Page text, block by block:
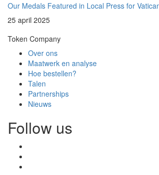
Our Medals Featured in Local Press for
25 april 2025
Token Company
Over ons
Maatwerk en analyse
Hoe bestellen?
Talen
Partnerships
Nieuws
Follow us